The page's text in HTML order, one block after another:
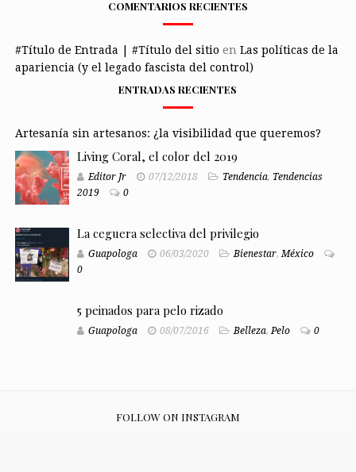
COMENTARIOS RECIENTES
#Título de Entrada | #Título del sitio en Las políticas de la
apariencia (y el legado fascista del control)
ENTRADAS RECIENTES
Artesanía sin artesanos: ¿la visibilidad que queremos?
Living Coral, el color del 2019
Editor Jr 07/12/2018 Tendencia, Tendencias
2019
0
La ceguera selectiva del privilegio
Guapologa 06/03/2020 Bienestar,México
0
5 peinados para pelo rizado
Guapologa 08/07/2016 Belleza,Pelo 0
FOLLOW ON INSTAGRAM